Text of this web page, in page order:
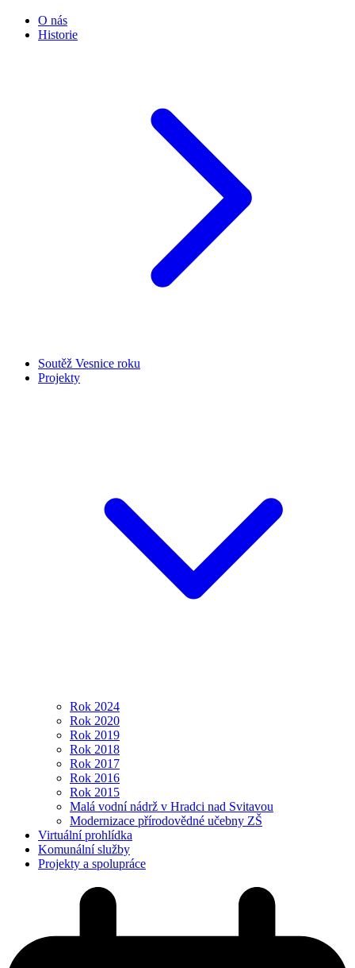
O nás
Historie
Soutěž Vesnice roku
Projekty
Rok 2024
Rok 2020
Rok 2019
Rok 2018
Rok 2017
Rok 2016
Rok 2015
Malá vodní nádrž v Hradci nad Svitavou
Modernizace přírodovědné učebny ZŠ
Virtuální prohlídka
Komunální služby
Projekty a spolupráce